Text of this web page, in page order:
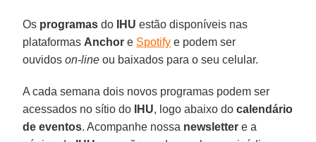
Os programas do IHU estão disponíveis nas
plataformas Anchor e Spotify e podem ser
ouvidoson-line ou baixados para o seu celular.
A cada semana dois novos programas podem ser
acessados no sítio do
IHU, logo abaixo docalendário
de eventos. Acompanhe nossa newsletter e a